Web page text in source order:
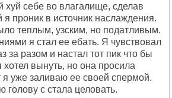
себе во влагалище, сделав
я проник в источник наслаждения.
теплым, узским, но податливым.
я стал ее ебать. Я чувствовал
за разом и настал тот пик что бы
хотел вынуть, но она просила
я уже заливаю ее своей спермой.
с стала целовать.